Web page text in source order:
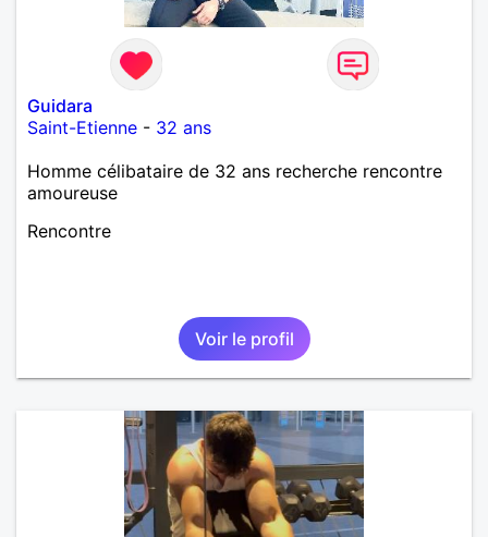
Guidara
Saint-Etienne - 32 ans
Homme célibataire de 32 ans recherche rencontre
amoureuse
Rencontre
Voir le profil